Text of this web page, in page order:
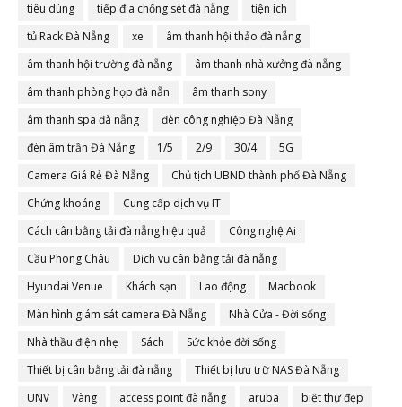
tiêu dùng
tiếp địa chống sét đà nẵng
tiện ích
tủ Rack Đà Nẵng
xe
âm thanh hội thảo đà nẵng
âm thanh hội trường đà nẵng
âm thanh nhà xưởng đà nẵng
âm thanh phòng họp đà nẵn
âm thanh sony
âm thanh spa đà nẵng
đèn công nghiệp Đà Nẵng
đèn âm trần Đà Nẵng
1/5 2/9 30/4
5G
Camera Giá Rẻ Đà Nẵng
Chủ tịch UBND thành phố Đà Nẵng
Chứng khoáng
Cung cấp dịch vụ IT
Cách cân bằng tải đà nẵng hiệu quả
Công nghệ Ai
Cầu Phong Châu
Dịch vụ cân bằng tải đà nẵng
Hyundai Venue
Khách sạn Lao động
Macbook
Màn hình giám sát camera Đà Nẵng
Nhà Cửa - Đời sống
Nhà thầu điện nhẹ
Sách
Sức khỏe đời sống
Thiết bị cân bằng tải đà nẵng
Thiết bị lưu trữ NAS Đà Nẵng
UNV
Vàng access point đà nẵng aruba
biệt thự đẹp